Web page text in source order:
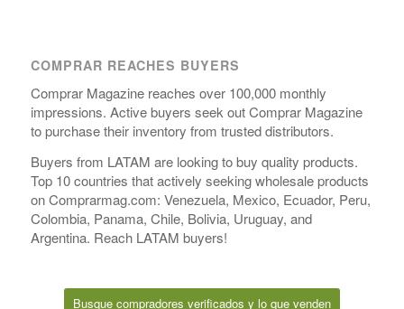
COMPRAR REACHES BUYERS
Comprar Magazine reaches over 100,000 monthly
impressions. Active buyers seek out Comprar Magazine
to purchase their inventory from trusted distributors.
Buyers from LATAM are looking to buy quality products.
Top 10 countries that actively seeking wholesale products
on Comprarmag.com: Venezuela, Mexico, Ecuador, Peru,
Colombia, Panama, Chile, Bolivia, Uruguay, and
Argentina. Reach LATAM buyers!
Busque compradores verificados y lo que venden